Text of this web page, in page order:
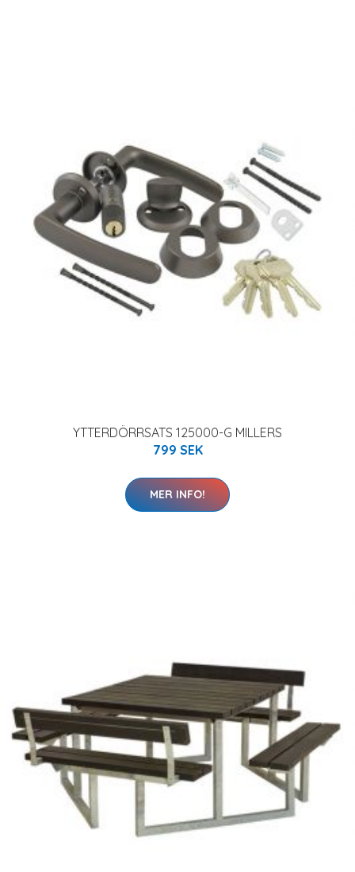
YTTERDÖRRSATS 125000-G MILLERS
799 SEK
MER INFO!